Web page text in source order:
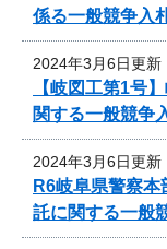
係る一般競争入
2024年3月6日更新
【岐図工第1号
関する一般競争
2024年3月6日更新
R6岐阜県警察
託に関する一般